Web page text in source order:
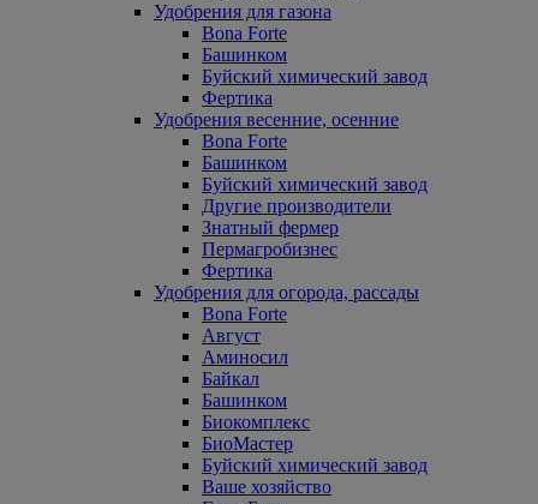
Удобрения для газона
Bona Forte
Башинком
Буйский химический завод
Фертика
Удобрения весенние, осенние
Bona Forte
Башинком
Буйский химический завод
Другие производители
Знатный фермер
Пермагробизнес
Фертика
Удобрения для огорода, рассады
Bona Forte
Август
Аминосил
Байкал
Башинком
Биокомплекс
БиоМастер
Буйский химический завод
Ваше хозяйство